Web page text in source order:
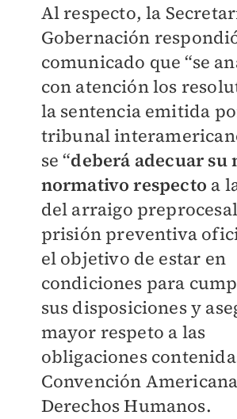
Al respecto, la
Gobernación
comunicado que “se
con atención los
la sentencia emitida
tribunal
se “deberá adecuar su
normativo respecto a
del arraigo
prisión preventiva
el objetivo de estar en
condiciones para
sus disposiciones y
mayor respeto a las
obligaciones
Convención
Derechos Humanos.